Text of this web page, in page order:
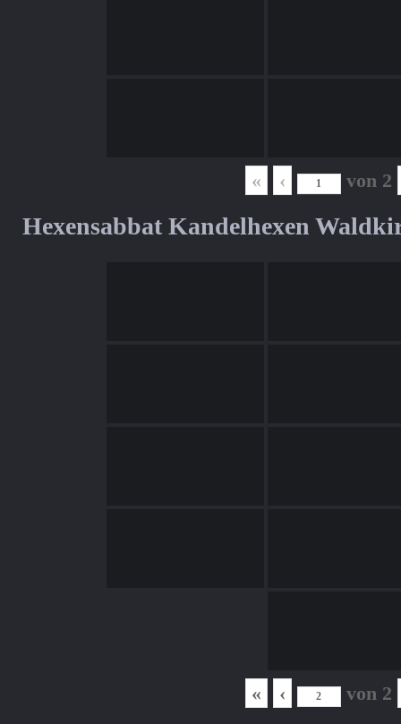
« ‹ von 2
Hexensabbat Kandelhexen
« ‹ von 2